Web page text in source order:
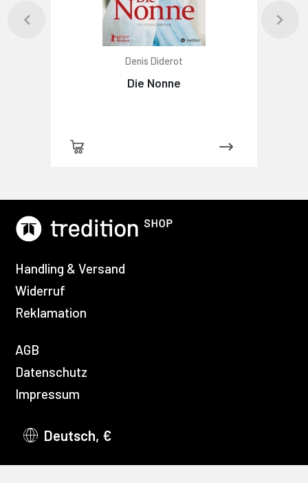
Denis Diderot
Die Nonne
Handling & Versand
Widerruf
Reklamation
AGB
Datenschutz
Impressum
Deutsch, €